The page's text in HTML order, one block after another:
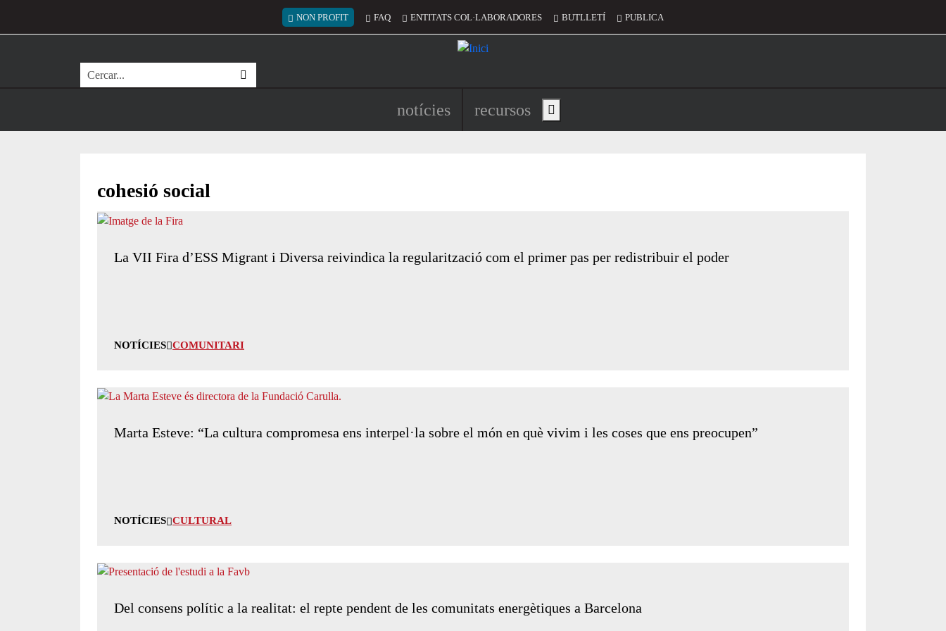
Menú del compte d'usuari
NON PROFIT FAQ ENTITATS COL·LABORADORES BUTLLETÍ PUBLICA
Cerca
Navegació principal de l'encapçalament
notícies recursos Show main menu
cohesió social
La VII Fira d’ESS Migrant i Diversa reivindica la regularització com el primer pas per redistribuir el poder
NOTÍCIES COMUNITARI
Marta Esteve: “La cultura compromesa ens interpel·la sobre el món en què vivim i les coses que ens preocupen”
NOTÍCIES CULTURAL
Del consens polític a la realitat: el repte pendent de les comunitats energètiques a Barcelona